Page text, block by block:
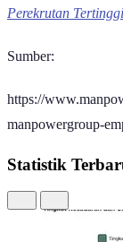
persen poin
dipimpin oleh India
Secara umum,